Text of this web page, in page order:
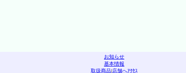
お知らせ
基本情報
取扱商品|店舗へｱｸｾｽ